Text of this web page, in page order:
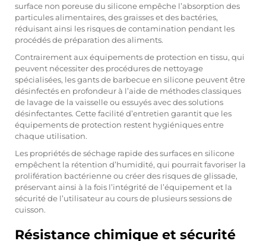
surface non poreuse du silicone empêche l’absorption des
particules alimentaires, des graisses et des bactéries,
réduisant ainsi les risques de contamination pendant les
procédés de préparation des aliments.
Contrairement aux équipements de protection en tissu, qui
peuvent nécessiter des procédures de nettoyage
spécialisées, les gants de barbecue en silicone peuvent être
désinfectés en profondeur à l’aide de méthodes classiques
de lavage de la vaisselle ou essuyés avec des solutions
désinfectantes. Cette facilité d’entretien garantit que les
équipements de protection restent hygiéniques entre
chaque utilisation.
Les propriétés de séchage rapide des surfaces en silicone
empêchent la rétention d’humidité, qui pourrait favoriser la
prolifération bactérienne ou créer des risques de glissade,
préservant ainsi à la fois l’intégrité de l’équipement et la
sécurité de l’utilisateur au cours de plusieurs sessions de
cuisson.
Résistance chimique et sécurité